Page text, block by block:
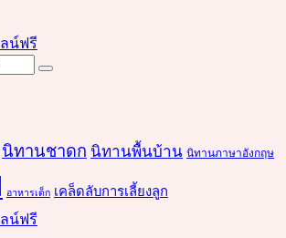
Search
นิทานชาดก นิทานพื้นบ้าน นิทานภาษาอังกฤษ
อาหารเด็ก เคล็ดลับการเลี้ยงลูก